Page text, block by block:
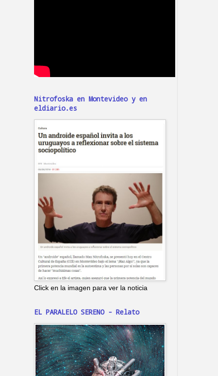
Nitrofoska en Montevideo y en
eldiario.es
Click en la imagen para ver la noticia
EL PARALELO SERENO - Relato